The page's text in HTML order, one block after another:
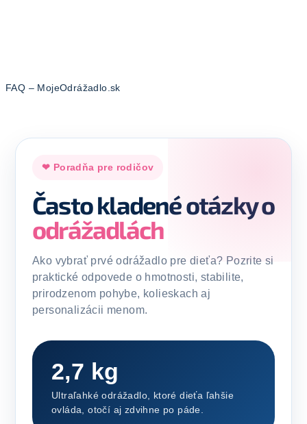
FAQ – MojeOdrážadlo.sk
❤ Poradňa pre rodičov
Často kladené otázky o
odrážadlách
Ako vybrať prvé odrážadlo pre dieťa? Pozrite si
praktické odpovede o hmotnosti, stabilite,
prirodzenom pohybe, kolieskach aj
personalizácii menom.
2,7 kg
Ultraľahké odrážadlo, ktoré dieťa ľahšie
ovláda, otočí aj zdvihne po páde.